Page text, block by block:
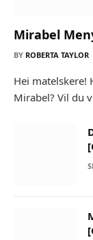
Mirabel
BY ROBERTA TAYLOR
Hei matelskere!
Mirabel? Vil du